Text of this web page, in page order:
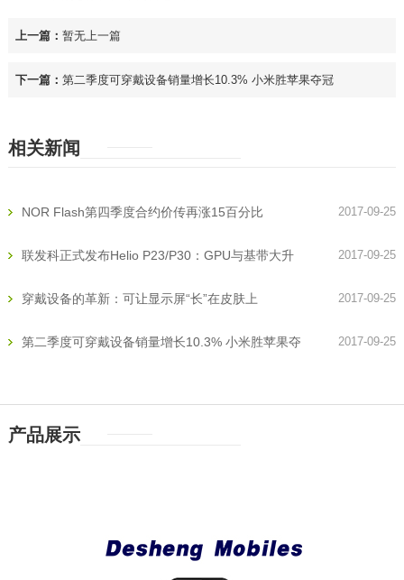
上一篇： 暂无上一篇
下一篇： 第二季度可穿戴设备销量增长10.3% 小米胜苹果夺冠
相关新闻
NOR Flash第四季度合约价传再涨15百分比 2017-09-25
联发科正式发布Helio P23/P30：GPU与基带大升
级
2017-09-25
穿戴设备的革新：可让显示屏“长”在皮肤上 2017-09-25
第二季度可穿戴设备销量增长10.3% 小米胜苹果夺 2017-09-25
产品展示